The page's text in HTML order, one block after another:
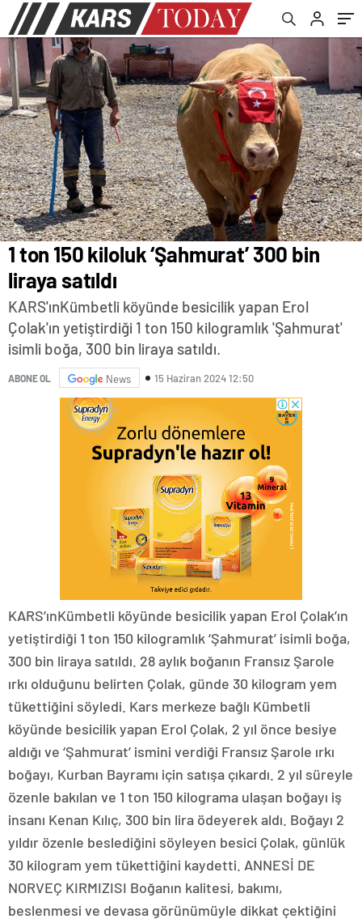
1 ton 150 kiloluk ‘Şahmurat’ 300 bin
liraya satıldı
KARS'ınKümbetli köyünde besicilik yapan Erol
Çolak'ın yetiştirdiği 1 ton 150 kilogramlık 'Şahmurat'
isimli boğa, 300 bin liraya satıldı.
ABONE OL News 15 Haziran 2024 12:50
KARS’ınKümbetli köyünde besicilik yapan Erol Çolak’ın
yetiştirdiği 1 ton 150 kilogramlık ‘Şahmurat’ isimli boğa,
300 bin liraya satıldı. 28 aylık boğanın Fransız Şarole
ırkı olduğunu belirten Çolak, günde 30 kilogram yem
tükettiğini söyledi. Kars merkeze bağlı Kümbetli
köyünde besicilik yapan Erol Çolak, 2 yıl önce besiye
aldığı ve ‘Şahmurat’ ismini verdiği Fransız Şarole ırkı
boğayı, Kurban Bayramı için satışa çıkardı. 2 yıl süreyle
özenle bakılan ve 1 ton 150 kilograma ulaşan boğayı iş
insanı Kenan Kılıç, 300 bin lira ödeyerek aldı. Boğayı 2
yıldır özenle beslediğini söyleyen besici Çolak, günlük
30 kilogram yem tükettiğini kaydetti. ANNESİ DE
NORVEÇ KIRMIZISI Boğanın kalitesi, bakımı,
beslenmesi ve devasa görünümüyle dikkat çektiğini
5 ülkenin elinde